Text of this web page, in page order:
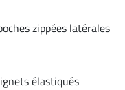
zippées latérales
élastiqués